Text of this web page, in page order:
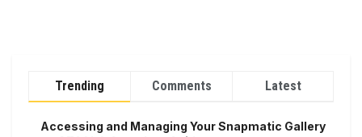
Trending Comments Latest
Accessing and Managing Your Snapmatic Gallery